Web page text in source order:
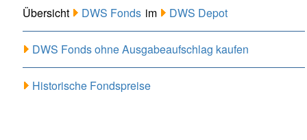
Übersicht DWS Fonds im DWS Depot
DWS Fonds ohne Ausgabeaufschlag kaufen
Historische Fondspreise